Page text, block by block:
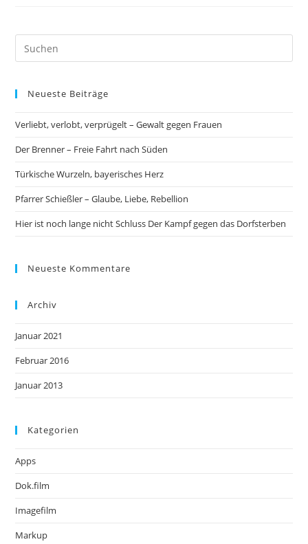
Neueste Beiträge
Verliebt, verlobt, verprügelt – Gewalt gegen Frauen
Der Brenner – Freie Fahrt nach Süden
Türkische Wurzeln, bayerisches Herz
Pfarrer Schießler – Glaube, Liebe, Rebellion
Hier ist noch lange nicht Schluss Der Kampf gegen das Dorfsterben
Neueste Kommentare
Archiv
Januar 2021
Februar 2016
Januar 2013
Kategorien
Apps
Dok.film
Imagefilm
Markup